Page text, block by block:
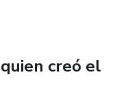
creó el